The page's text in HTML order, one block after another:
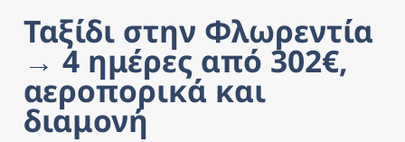
Ταξίδι στην Φλωρεντία
→ 4 ημέρες από 302€,
αεροπορικά και
διαμονή